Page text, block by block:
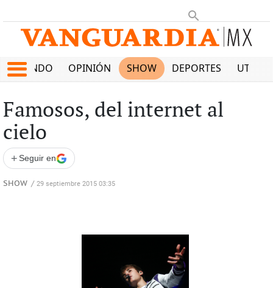
MUNDO OPINIÓN SHOW DEPORTES
Famosos, del internet al
cielo
+ Seguir en
SHOW / 29 septiembre 2015 03:35